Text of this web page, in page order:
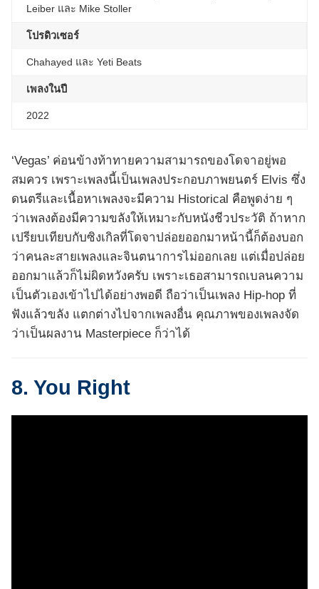
Leiber และ Mike Stoller
โปรดิวเซอร์
Chahayed และ Yeti Beats
เพลงในปี
2022
‘Vegas’ ค่อนข้างท้าทายความสามารถของโดจาอยู่พอ
สมควร เพราะเพลงนี้เป็นเพลงประกอบภาพยนตร์ Elvis ซึ่ง
ดนตรีและเนื้อหาเพลงจะมีความ Historical คือพูดง่าย ๆ
ว่าเพลงต้องมีความขลังให้เหมาะกับหนังชีวประวัติ ถ้าหาก
เปรียบเทียบกับซิงเกิลที่โดจาปล่อยออกมาหน้านี้ก็ต้องบอก
ว่าคนละสายเพลงและจินตนาการไม่ออกเลย แต่เมื่อปล่อย
ออกมาแล้วก็ไม่ผิดหวังครับ เพราะเธอสามารถเบลนความ
เป็นตัวเองเข้าไปได้อย่างพอดี ถือว่าเป็นเพลง Hip-hop ที่
ฟังแล้วขลัง แตกต่างไปจากเพลงอื่น คุณภาพของเพลงจัด
ว่าเป็นผลงาน Masterpiece ก็ว่าได้
8. You Right